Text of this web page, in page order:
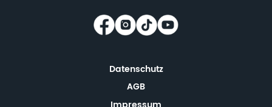
Datenschutz
AGB